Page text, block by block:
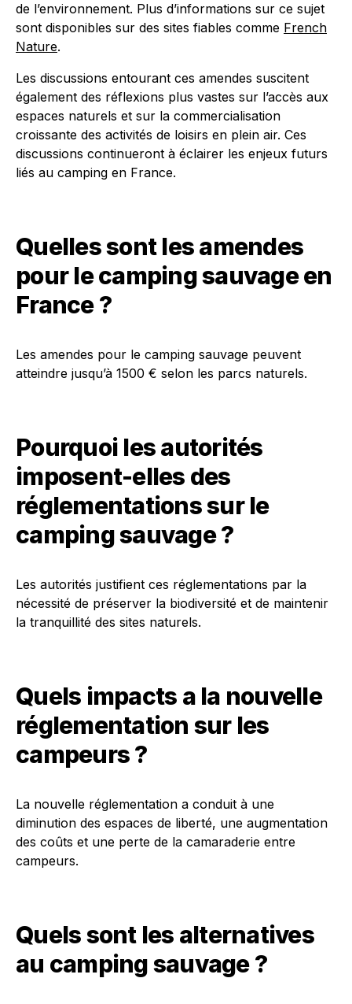
de l’environnement. Plus d’informations sur ce sujet
sont disponibles sur des sites fiables comme French
Nature.
Les discussions entourant ces amendes suscitent
également des réflexions plus vastes sur l’accès aux
espaces naturels et sur la commercialisation
croissante des activités de loisirs en plein air. Ces
discussions continueront à éclairer les enjeux futurs
liés au camping en France.
Quelles sont les amendes
pour le camping sauvage en
France ?
Les amendes pour le camping sauvage peuvent
atteindre jusqu’à 1500 € selon les parcs naturels.
Pourquoi les autorités
imposent-elles des
réglementations sur le
camping sauvage ?
Les autorités justifient ces réglementations par la
nécessité de préserver la biodiversité et de maintenir
la tranquillité des sites naturels.
Quels impacts a la nouvelle
réglementation sur les
campeurs ?
La nouvelle réglementation a conduit à une
diminution des espaces de liberté, une augmentation
des coûts et une perte de la camaraderie entre
campeurs.
Quels sont les alternatives
au camping sauvage ?